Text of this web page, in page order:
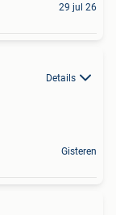
29 jul 26
Details
Gisteren